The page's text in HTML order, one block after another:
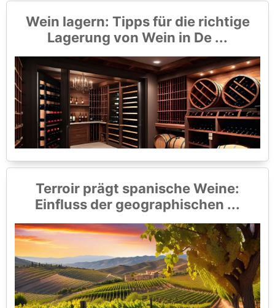
Wein lagern: Tipps für die richtige
Lagerung von Wein in De ...
Terroir prägt spanische Weine:
Einfluss der geographischen ...